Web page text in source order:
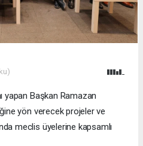
yapan Başkan Ramazan
yön verecek projeler ve
meclis üyelerine kapsamlı